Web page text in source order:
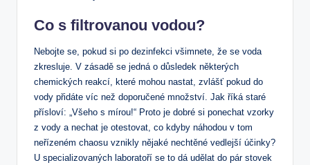
Co s filtrovanou vodou?
Nebojte se, pokud si po dezinfekci všimnete, že se voda
zkresluje. V zásadě se jedná o důsledek některých
chemických reakcí, které mohou nastat, zvlášť pokud do
vody přidáte víc než doporučené množství. Jak říká staré
přísloví: „Všeho s mírou!“ Proto je dobré si ponechat vzorky
z vody a nechat je otestovat, co kdyby náhodou v tom
neřízeném chaosu vznikly nějaké nechtěné vedlejší účinky?
U specializovaných laboratoří se to dá udělat do pár stovek